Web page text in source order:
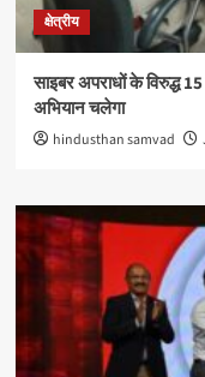
क्षेत्रीय
साइबर अपराधों के विरुद्ध
अभियान चलेगा
hindusthan samvad